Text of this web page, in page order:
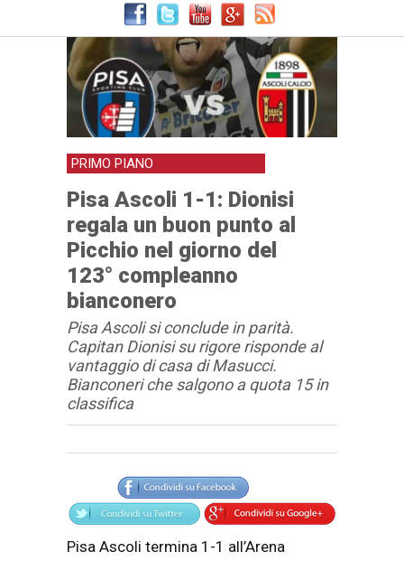
PRIMO PIANO
Pisa Ascoli 1-1: Dionisi
regala un buon punto al
Picchio nel giorno del
123° compleanno
bianconero
Pisa Ascoli si conclude in parità.
Capitan Dionisi su rigore risponde al
vantaggio di casa di Masucci.
Bianconeri che salgono a quota 15 in
classifica
Articolo
Testo articolo principale
Pisa Ascoli termina 1-1 all’Arena